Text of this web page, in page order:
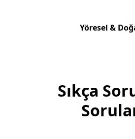
Yöresel &
Sıkça